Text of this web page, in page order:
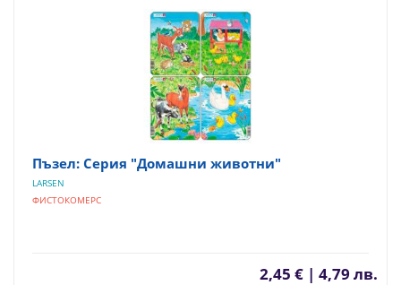
Пъзел: Серия "Домашни животни"
LARSEN
ФИСТОКОМЕРС
2,45 € | 4,79 лв.